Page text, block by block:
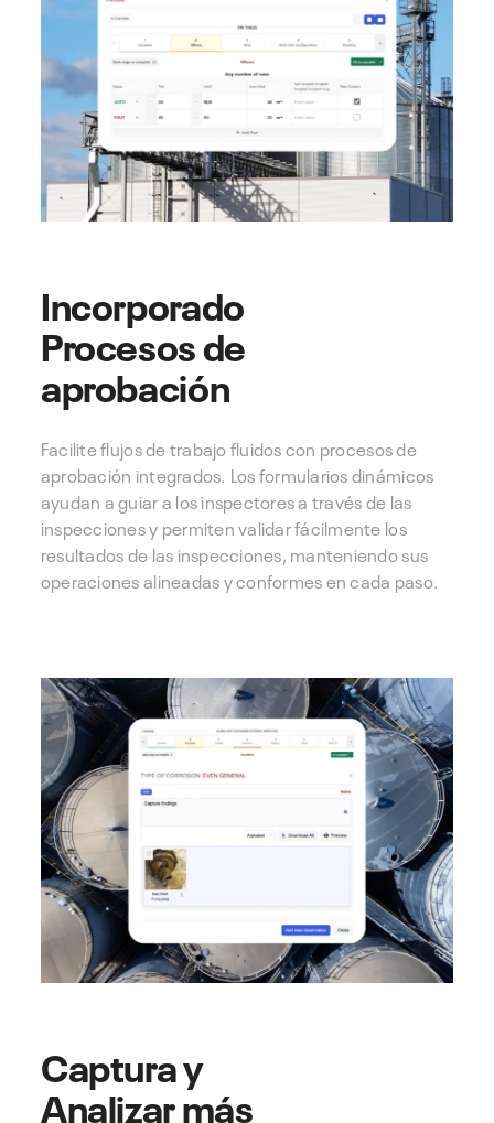
Incorporado
Procesos de
aprobación
Facilite flujos de trabajo fluidos con procesos de
aprobación integrados. Los formularios dinámicos
ayudan a guiar a los inspectores a través de las
inspecciones y permiten validar fácilmente los
resultados de las inspecciones, manteniendo sus
operaciones alineadas y conformes en cada paso.
Captura y
Analizar más